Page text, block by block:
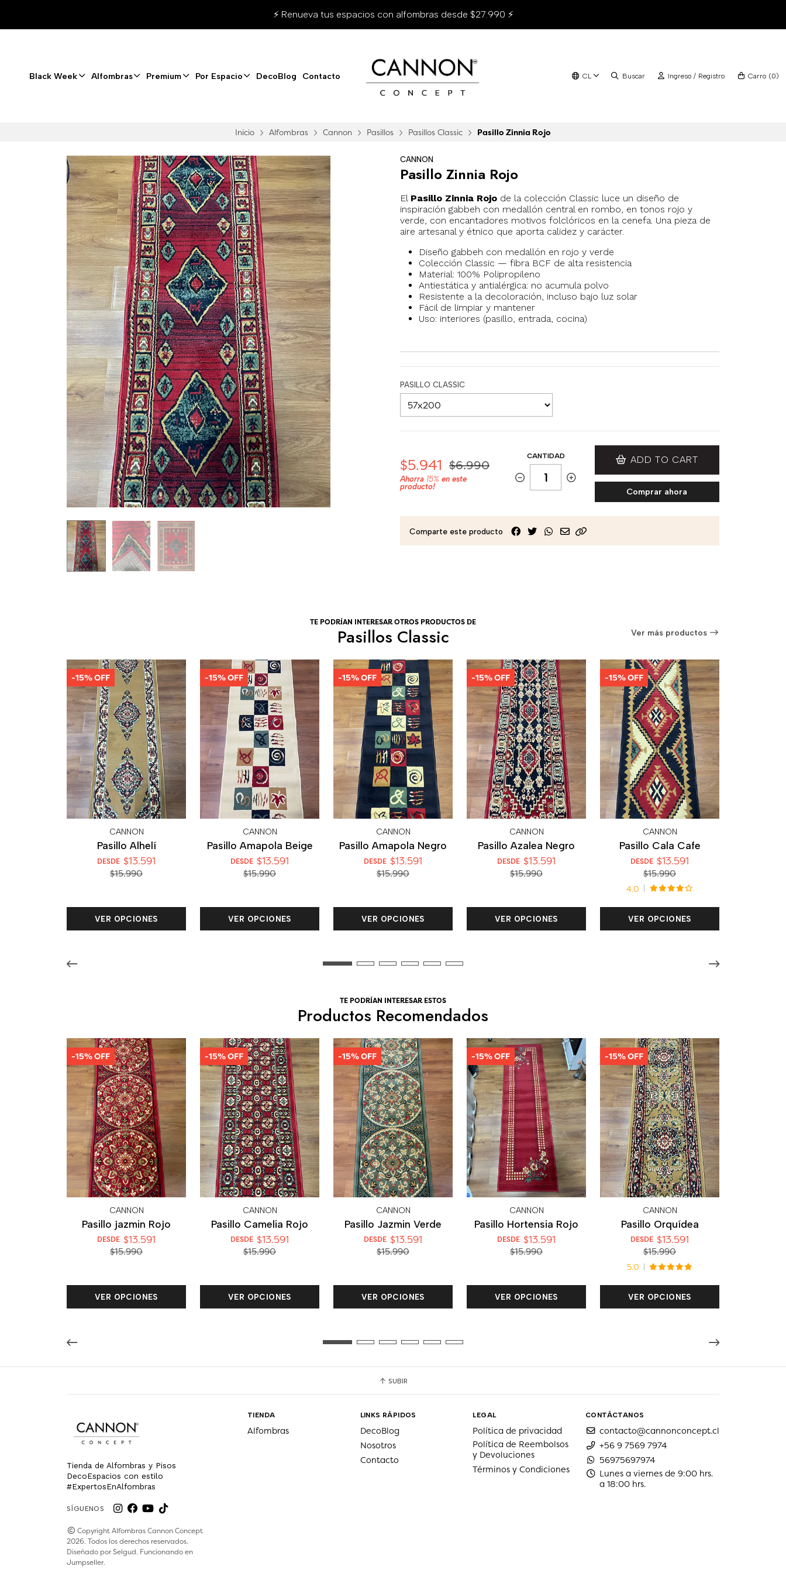
Black Week Alfombras Premium Por Espacio DecoBlog Contacto CL Buscar Ingreso / Registro Carro (0)
⚡ Renueva tus espacios con alfombras desde $27.990 ⚡
Inicio Alfombras Cannon Pasillos Pasillos Classic Pasillo Zinnia Rojo
CANNON
Pasillo Zinnia Rojo
El Pasillo Zinnia Rojo de la colección Classic luce un diseño de
inspiración gabbeh con medallón central en rombo, en tonos rojo y
verde, con encantadores motivos folclóricos en la cenefa. Una pieza de
aire artesanal y étnico que aporta calidez y carácter.
Diseño gabbeh con medallón en rojo y verde
Colección Classic — fibra BCF de alta resistencia
Material: 100% Polipropileno
Antiestática y antialérgica: no acumula polvo
Resistente a la decoloración, incluso bajo luz solar
Fácil de limpiar y mantener
Uso: interiores (pasillo, entrada, cocina)
PASILLO CLASSIC
$5.941 $6.990
Ahorra 15% en este
producto!
CANTIDAD ADD TO CART
Comprar ahora
Comparte este producto
TE PODRÍAN INTERESAR OTROS PRODUCTOS DE
Pasillos Classic Ver más productos
-15% OFF
CANNON
Pasillo Alhelí
DESDE $13.591
$15.990
VER OPCIONES
-15% OFF
CANNON
Pasillo Amapola Beige
DESDE $13.591
$15.990
VER OPCIONES
-15% OFF
CANNON
Pasillo Amapola Negro
DESDE $13.591
$15.990
VER OPCIONES
-15% OFF
CANNON
Pasillo Azalea Negro
DESDE $13.591
$15.990
VER OPCIONES
-15% OFF
CANNON
Pasillo Cala Cafe
DESDE $13.591
$15.990
4.0
VER OPCIONES
TE PODRÍAN INTERESAR ESTOS
Productos Recomendados
-15% OFF
CANNON
Pasillo jazmin Rojo
DESDE $13.591
$15.990
VER OPCIONES
-15% OFF
CANNON
Pasillo Camelia Rojo
DESDE $13.591
$15.990
VER OPCIONES
-15% OFF
CANNON
Pasillo Jazmin Verde
DESDE $13.591
$15.990
VER OPCIONES
-15% OFF
CANNON
Pasillo Hortensia Rojo
DESDE $13.591
$15.990
VER OPCIONES
-15% OFF
CANNON
Pasillo Orquídea
DESDE $13.591
$15.990
5.0
VER OPCIONES
SUBIR
Tienda de Alfombras y Pisos
DecoEspacios con estilo
#ExpertosEnAlfombras
SÍGUENOS
Copyright Alfombras Cannon Concept
2026. Todos los derechos reservados.
Diseñado porSelgud. Funcionando en
Jumpseller.
TIENDA
Alfombras
LINKS RÁPIDOS
DecoBlog
Nosotros
Contacto
LEGAL
Política de privacidad
Política de Reembolsos
y Devoluciones
Términos y Condiciones
CONTÁCTANOS
contacto@cannonconcept.cl
+56 9 7569 7974
56975697974
Lunes a viernes de 9:00 hrs.
a 18:00 hrs.